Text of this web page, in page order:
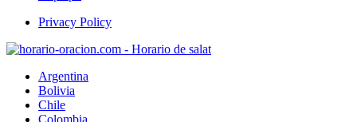
Privacy Policy
Argentina
Bolivia
Chile